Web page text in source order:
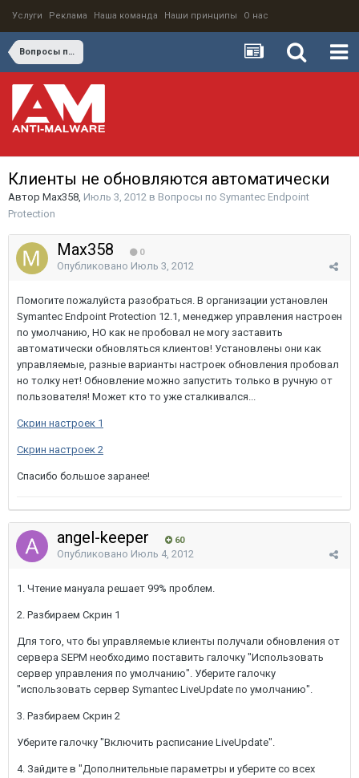
Услуги Реклама Наша команда Наши принципы О нас
Вопросы по Symantec Endpoint Protection
Клиенты не обновляются автоматически
Автор Max358, Июль 3, 2012 в Вопросы по Symantec Endpoint
Protection
Max358 0
Опубликовано Июль 3, 2012
Помогите пожалуйста разобраться. В организации установлен
Symantec Endpoint Protection 12.1, менеджер управления настроен
по умолчанию, НО как не пробовал не могу заставить
автоматически обновляться клиентов! Установлены они как
управляемые, разные варианты настроек обновления пробовал
но толку нет! Обновление можно запустить только в ручную от
пользователя! Может кто то уже сталкивался...
Скрин настроек 1
Скрин настроек 2
Спасибо большое заранее!
angel-keeper 60
Опубликовано Июль 4, 2012
1. Чтение мануала решает 99% проблем.
2. Разбираем Скрин 1
Для того, что бы управляемые клиенты получали обновления от
сервера SEPM необходимо поставить галочку "Использовать
сервер управления по умолчанию". Уберите галочку
"использовать сервер Symantec LiveUpdate по умолчанию".
3. Разбираем Скрин 2
Уберите галочку "Включить расписание LiveUpdate".
4. Зайдите в "Дополнительные параметры и уберите со всех